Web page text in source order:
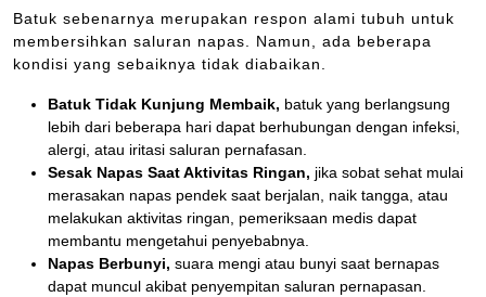
Batuk sebenarnya merupakan respon alami tubuh untuk
membersihkan saluran napas. Namun, ada beberapa
kondisi yang sebaiknya tidak diabaikan.
Batuk Tidak Kunjung Membaik, batuk yang berlangsung
lebih dari beberapa hari dapat berhubungan dengan infeksi,
alergi, atau iritasi saluran pernafasan.
Sesak Napas Saat Aktivitas Ringan, jika sobat sehat mulai
merasakan napas pendek saat berjalan, naik tangga, atau
melakukan aktivitas ringan, pemeriksaan medis dapat
membantu mengetahui penyebabnya.
Napas Berbunyi, suara mengi atau bunyi saat bernapas
dapat muncul akibat penyempitan saluran pernapasan.